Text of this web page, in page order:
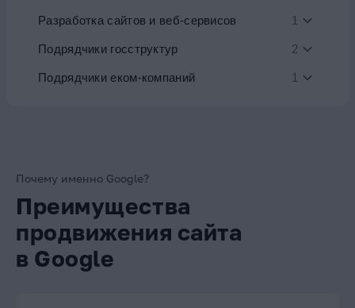
Разработка сайтов и веб-сервисов 1
Подрядчики госструктур 2
Подрядчики еком-компаний 1
Почему именно Google?
Преимущества
продвижения сайта
в Google